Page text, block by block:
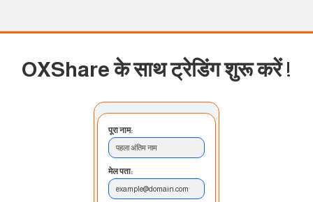
OXShare के साथ ट्रेडिंग शुरू करें!
पूरा नाम:
पहला अंतिम नाम
मेल पता:
example@domain.com